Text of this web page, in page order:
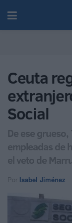
Ceuta
Social
De ese
empleadas de
el veto de
Por Isabel Jiménez